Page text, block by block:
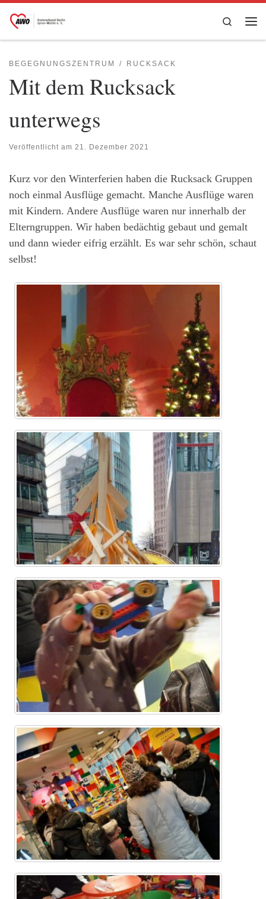
Zum Inhalt springen
Search
BEGEGNUNGSZENTRUM RUCKSACK
Mit dem Rucksack
unterwegs
Veröffentlicht am 21. Dezember 2021
Kurz vor den Winterferien haben die Rucksack Gruppen
noch einmal Ausflüge gemacht. Manche Ausflüge waren
mit Kindern. Andere Ausflüge waren nur innerhalb der
Elterngruppen. Wir haben bedächtig gebaut und gemalt
und dann wieder eifrig erzählt. Es war sehr schön, schaut
selbst!